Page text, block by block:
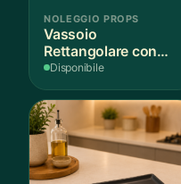
NOLEGGIO PROPS
Vassoio
Rettangolare con
Fantasia
Disponibile